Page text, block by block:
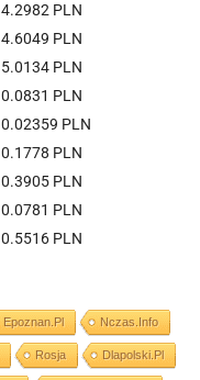
4.2982 PLN
4.6049 PLN
5.0134 PLN
0.0831 PLN
0.02359 PLN
0.1778 PLN
0.3905 PLN
0.0781 PLN
0.5516 PLN
Epoznan.pl Nczas.info
Rosja Dlapolski.pl